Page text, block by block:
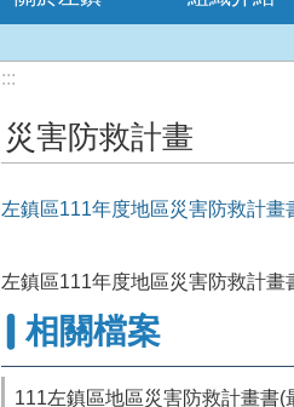
:::
災害防救計畫
左鎮區111年度地區災害防救計畫
左鎮區111年度地區災害防救計畫
相關檔案
111左鎮區地區災害防救計畫書(